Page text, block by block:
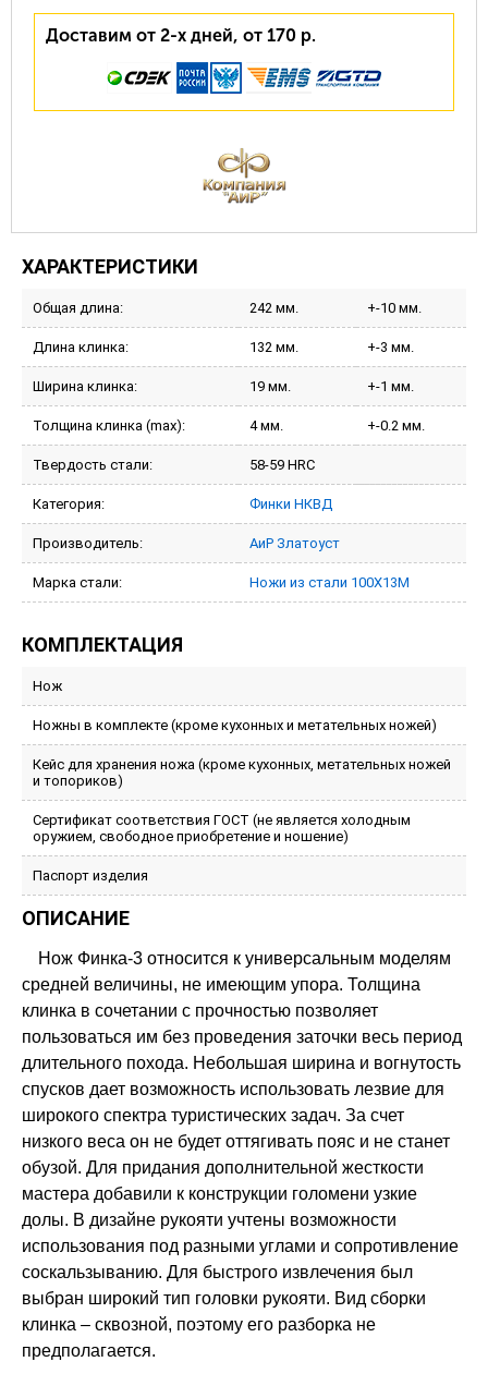
Доставим от 2-х дней, от 170 р.
ХАРАКТЕРИСТИКИ
Общая длина: 242 мм. +-10 мм.
Длина клинка: 132 мм. +-3 мм.
Ширина клинка: 19 мм. +-1 мм.
Толщина клинка (max): 4 мм. +-0.2 мм.
Твердость стали: 58-59 HRC
Категория: Финки НКВД
Производитель: АиР Златоуст
Марка стали: Ножи из стали 100Х13М
КОМПЛЕКТАЦИЯ
Нож
Ножны в комплекте (кроме кухонных и метательных ножей)
Кейс для хранения ножа (кроме кухонных, метательных ножей
и топориков)
Сертификат соответствия ГОСТ (не является холодным
оружием, свободное приобретение и ношение)
Паспорт изделия
ОПИСАНИЕ
Нож Финка-3 относится к универсальным моделям
средней величины, не имеющим упора. Толщина
клинка в сочетании с прочностью позволяет
пользоваться им без проведения заточки весь период
длительного похода. Небольшая ширина и вогнутость
спусков дает возможность использовать лезвие для
широкого спектра туристических задач. За счет
низкого веса он не будет оттягивать пояс и не станет
обузой. Для придания дополнительной жесткости
мастера добавили к конструкции голомени узкие
долы. В дизайне рукояти учтены возможности
использования под разными углами и сопротивление
соскальзыванию. Для быстрого извлечения был
выбран широкий тип головки рукояти. Вид сборки
клинка – сквозной, поэтому его разборка не
предполагается.